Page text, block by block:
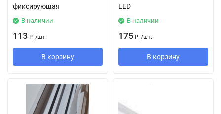
фиксирующая
В наличии
113 ₽ /шт.
В корзину
LED
В наличии
175 ₽ /шт.
В корзину